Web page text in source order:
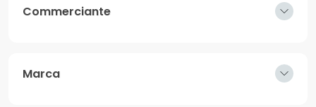
Commerciante
Marca